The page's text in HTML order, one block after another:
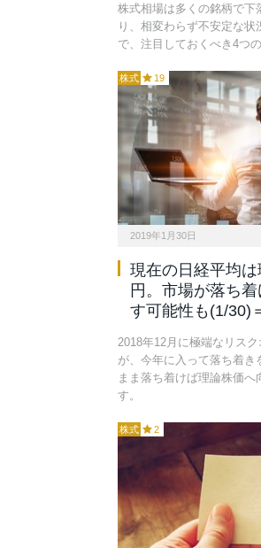
株式相場は多くの銘柄で下
り、相変わらず不安定な
で、注目しておくべき4つ
株式 19
2019年1月30日
現在の日経平均
円。市場が落ち
す可能性も(1/30)
2018年12月に極端なリス
が、今年に入って落ち着
まま落ち着けば理論株価
す。
株式 2